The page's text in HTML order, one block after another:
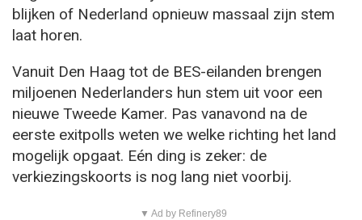
blijken of Nederland opnieuw massaal zijn stem
laat horen.
Vanuit Den Haag tot de BES-eilanden brengen
miljoenen Nederlanders hun stem uit voor een
nieuwe Tweede Kamer. Pas vanavond na de
eerste exitpolls weten we welke richting het land
mogelijk opgaat. Eén ding is zeker: de
verkiezingskoorts is nog lang niet voorbij.
▼ Ad by Refinery89